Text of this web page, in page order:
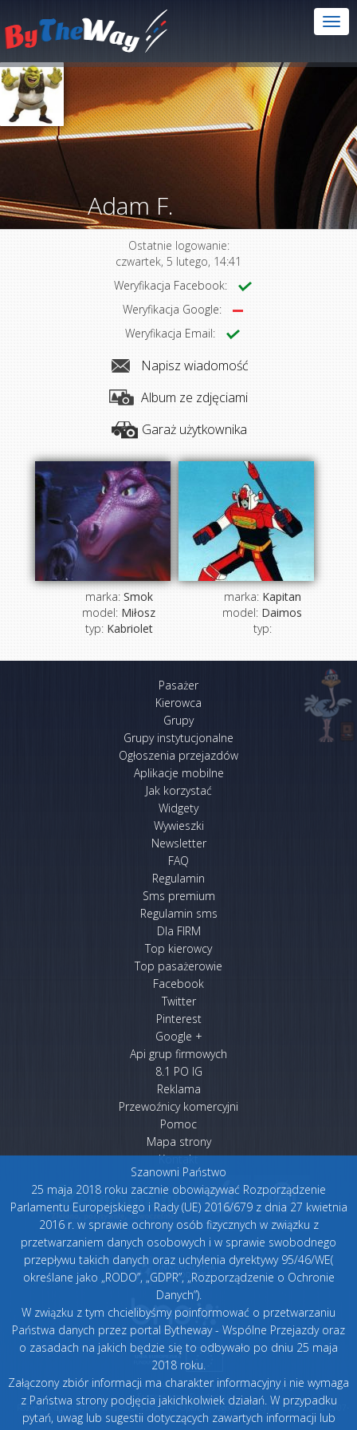
Szanowni Państwo
25 maja 2018 roku zacznie obowiązywać Rozporządzenie
Parlamentu Europejskiego i Rady (UE) 2016/679 z dnia 27 kwietnia
2016 r. w sprawie ochrony osób fizycznych w związku z
przetwarzaniem danych osobowych i w sprawie swobodnego
przepływu takich danych oraz uchylenia dyrektywy 95/46/WE(
określane jako „RODO”, „GDPR”, „Rozporządzenie o Ochronie
Danych”).
W związku z tym chcielibyśmy poinformować o przetwarzaniu
Państwa danych przez portal Bytheway - Wspólne Przejazdy oraz
o zasadach na jakich będzie się to odbywało po dniu 25 maja
2018 roku.
Załączony zbiór informacji ma charakter informacyjny i nie wymaga
z Państwa strony podjęcia jakichkolwiek działań. W przypadku
pytań, uwag lub sugestii dotyczących zawartych informacji lub
Adam F.
Ostatnie logowanie:
czwartek, 5 lutego, 14:41
Weryfikacja Facebook:
Weryfikacja Google:
Weryfikacja Email:
Napisz wiadomość
Album ze zdjęciami
Garaż użytkownika
marka: Smok
model: Miłosz
typ: Kabriolet
marka: Kapitan
model: Daimos
typ:
Pasażer
Kierowca
Grupy
Grupy instytucjonalne
Ogłoszenia przejazdów
Aplikacje mobilne
Jak korzystać
Widgety
Wywieszki
Newsletter
FAQ
Regulamin
Sms premium
Regulamin sms
Dla FIRM
Top kierowcy
Top pasażerowie
Facebook
Twitter
Pinterest
Google +
Api grup firmowych
8.1 PO IG
Reklama
Przewoźnicy komercyjni
Pomoc
Mapa strony
Kontakt
„DOTACJE NA INNOWACJE” „Projekt współfinansowany przez Unię Europejską ze środków
Europejskiego Funduszu
Rozwoju Regionalnego w ramach Programu Operacyjnego Innowacyjna Gospodarka 2007-
2013